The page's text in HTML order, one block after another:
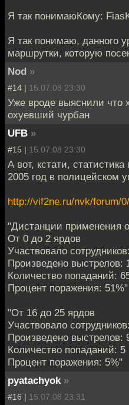
Я так понимаюКому:
Я так понимаю, данного
маршрутки, которую
Nod »
#14 | 15.07.08 23:30
Уже вроде выяснили что
охуевший чурбан
UFB »
#15 | 15.07.08 23:30
А вот, кстати,
2005 год в полицейском
http://vif2ne.ru/nvk/forum/
"Дистанции применения
От 0 до 2 ярдов
Участвовало
Произведено выстрелов:
Количество попаданий:
Процент поражения: 51%"
"От 16 до 25 ярдов
Участвовало
Произведено выстрелов:
Количество попаданий: 5
Процент поражения: 5%"
pyatachyok »
#16 | 15.07.08 23:31